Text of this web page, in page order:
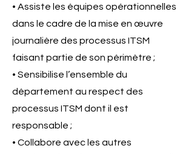
• Assiste les équipes opérationnelles
dans le cadre de la mise en œuvre
journalière des processus ITSM
faisant partie de son périmètre ;
• Sensibilise l’ensemble du
département au respect des
processus ITSM dont il est
responsable ;
• Collabore avec les autres